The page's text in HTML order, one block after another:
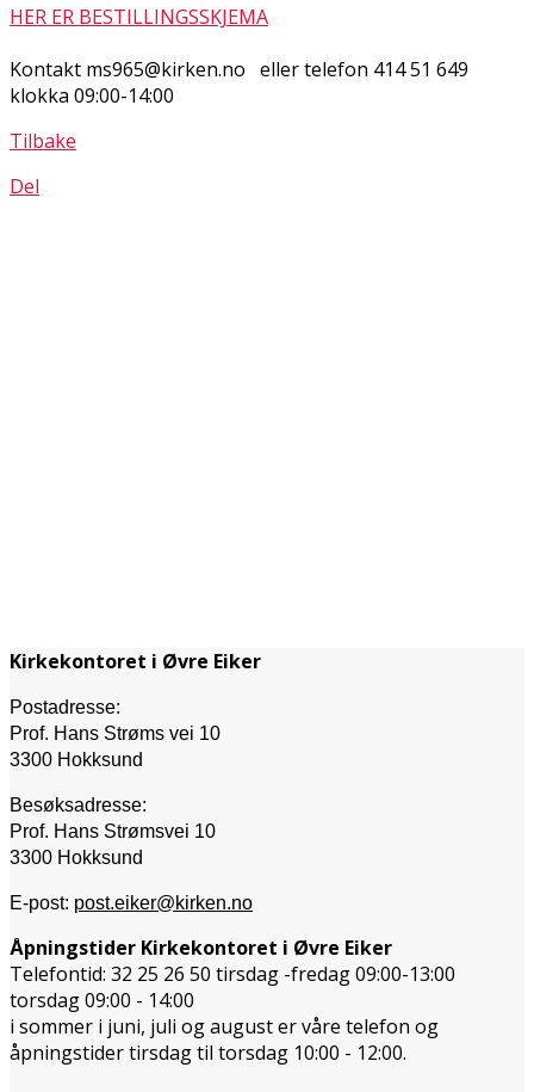
HER ER BESTILLINGSSKJEMA
Kontakt ms965@kirken.no eller telefon 414 51 649
klokka 09:00-14:00
Tilbake
Del
Kirkekontoret i Øvre Eiker
Postadresse:
Prof. Hans Strøms vei 10
3300 Hokksund
Besøksadresse:
Prof. Hans Strømsvei 10
3300 Hokksund
E-post: post.eiker@kirken.no
Åpningstider Kirkekontoret i Øvre Eiker
Telefontid: 32 25 26 50 tirsdag -fredag 09:00-13:00
torsdag 09:00 - 14:00
i sommer i juni, juli og august er våre telefon og
åpningstider tirsdag til torsdag 10:00 - 12:00.